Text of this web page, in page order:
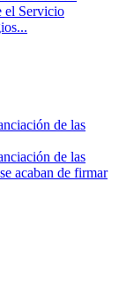
el Servicio
de las
de las
acaban de firmar